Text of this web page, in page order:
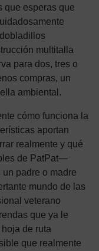
que esperas que
multitalla
para dos, tres o
compras, un
ambiental.
cómo funciona la
aportan
realmente y qué
de PatPat—
un padre o madre
mundo de las
veterano
que ya le
de ruta
que realmente